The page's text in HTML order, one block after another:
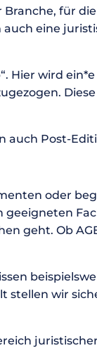
für
eine
Hier wird
Post-
oder
geht. Ob
stellen wir